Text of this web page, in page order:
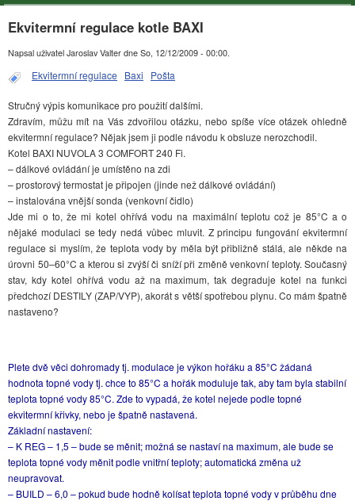
Ekvitermní regulace kotle BAXI
Napsal uživatel Jaroslav Valter dne So, 12/12/2009 - 00:00.
Ekvitermní regulace Baxi Pošta
Stručný výpis komunikace pro použití dalšími.
Zdravím, můžu mít na Vás zdvořilou otázku, nebo spíše více otázek ohledně
ekvitermní regulace? Nějak jsem ji podle návodu k obsluze nerozchodil.
Kotel BAXI NUVOLA 3 COMFORT 240 Fi.
– dálkové ovládání je umístěno na zdi
– prostorový termostat je připojen (jinde než dálkové ovládání)
– instalována vnější sonda (venkovní čidlo)
Jde mi o to, že mi kotel ohřívá vodu na maximální teplotu což je 85°C a o
nějaké modulaci se tedy nedá vůbec mluvit. Z principu fungování ekvitermní
regulace si myslím, že teplota vody by měla být přibližně stálá, ale někde na
úrovni 50–60°C a kterou si zvýší či sníží při změně venkovní teploty. Současný
stav, kdy kotel ohřívá vodu až na maximum, tak degraduje kotel na funkci
předchozí DESTILY (ZAP/VYP), akorát s větší spotřebou plynu. Co mám špatně
nastaveno?
Plete dvě věci dohromady tj. modulace je výkon hořáku a 85°C žádaná
hodnota topné vody tj. chce to 85°C a hořák moduluje tak, aby tam byla stabilní
teplota topné vody 85°C. Zde to vypadá, že kotel nejede podle topné
ekvitermní křivky, nebo je špatně nastavená.
Základní nastavení:
– K REG – 1,5 – bude se měnit; možná se nastaví na maximum, ale bude se
teplota topné vody měnit podle vnitřní teploty; automatická změna už
neupravovat.
– BUILD – 6,0 – pokud bude hodně kolísat teplota topné vody v průběhu dne